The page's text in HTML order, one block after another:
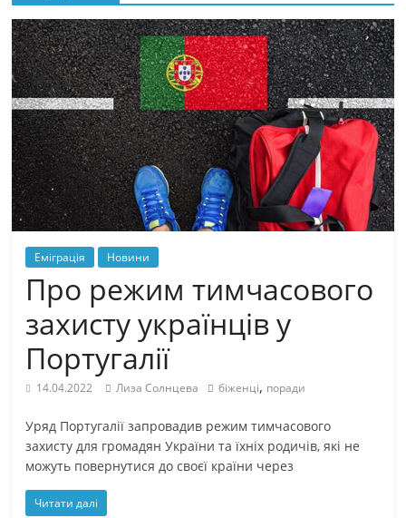
Еміграція Новини
Про режим тимчасового
захисту українців у
Португалії
14.04.2022 Лиза Солнцева біженці, поради
Уряд Португалії запровадив режим тимчасового
захисту для громадян України та їхніх родичів, які не
можуть повернутися до своєї країни через
Читати далі